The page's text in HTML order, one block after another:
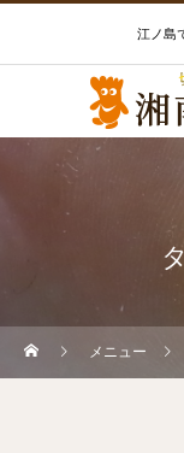
江ノ島
メニュー